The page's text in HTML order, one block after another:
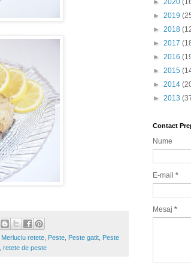
Merluciu retete Peste Peste gatit Peste
retete de peste
► 2020
► 2019
► 2018
► 2017
► 2016
► 2015
► 2014
► 2013
Contact
Nume
E-mail *
Mesaj *